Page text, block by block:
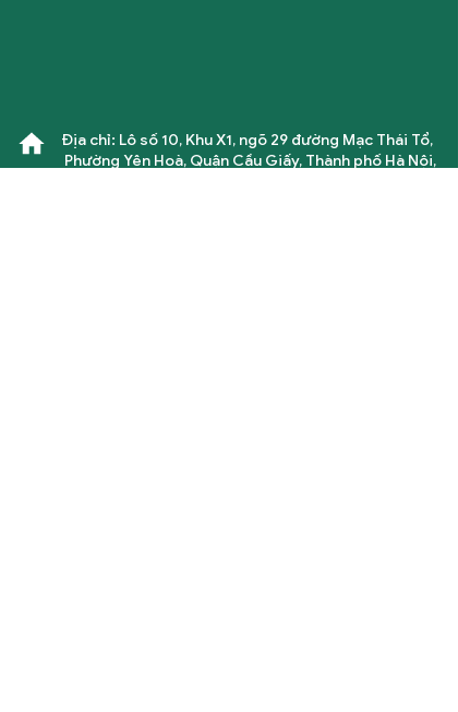
Địa chỉ: Lô số 10, Khu X1, ngõ 29 đường Mạc Thái Tổ,
Phường Yên Hoà, Quận Cầu Giấy, Thành phố Hà Nội,